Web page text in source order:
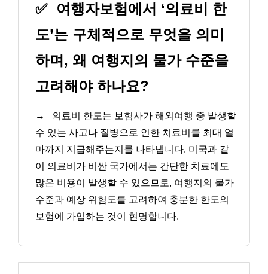
✅
여행자보험에서 ‘의료비 한
도’는 구체적으로 무엇을 의미
하며, 왜 여행지의 물가 수준을
고려해야 하나요?
→
의료비 한도는 보험사가 해외여행 중 발생할
수 있는 사고나 질병으로 인한 치료비를 최대 얼
마까지 지급해주는지를 나타냅니다. 미국과 같
이 의료비가 비싼 국가에서는 간단한 치료에도
많은 비용이 발생할 수 있으므로, 여행지의 물가
수준과 예상 위험도를 고려하여 충분한 한도의
보험에 가입하는 것이 현명합니다.